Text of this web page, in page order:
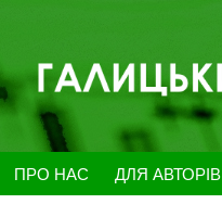
ПРО НАС ДЛЯ АВТОРІВ